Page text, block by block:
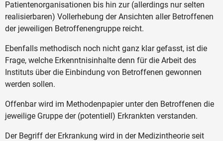
Patientenorganisationen bis hin zur (allerdings nur selten
realisierbaren) Vollerhebung der Ansichten aller Betroffenen
der jeweiligen Betroffenengruppe reicht.
Ebenfalls methodisch noch nicht ganz klar gefasst, ist die
Frage, welche Erkenntnisinhalte denn für die Arbeit des
Instituts über die Einbindung von Betroffenen gewonnen
werden sollen.
Offenbar wird im Methodenpapier unter den Betroffenen die
jeweilige Gruppe der (potentiell) Erkrankten verstanden.
Der Begriff der Erkrankung wird in der Medizintheorie seit